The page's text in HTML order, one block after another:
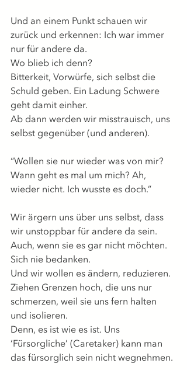
Und an einem Punkt schauen wir
zurück und erkennen: Ich war immer
nur für andere da.
Wo blieb ich denn?
Bitterkeit, Vorwürfe, sich selbst die
Schuld geben. Ein Ladung Schwere
geht damit einher.
Ab dann werden wir misstrauisch, uns
selbst gegenüber (und anderen).
“Wollen sie nur wieder was von mir?
Wann geht es mal um mich? Ah,
wieder nicht. Ich wusste es doch.”
Wir ärgern uns über uns selbst, dass
wir unstoppbar für andere da sein.
Auch, wenn sie es gar nicht möchten.
Sich nie bedanken.
Und wir wollen es ändern, reduzieren.
Ziehen Grenzen hoch, die uns nur
schmerzen, weil sie uns fern halten
und isolieren.
Denn, es ist wie es ist. Uns
‘Fürsorgliche’ (Caretaker) kann man
das fürsorglich sein nicht wegnehmen.